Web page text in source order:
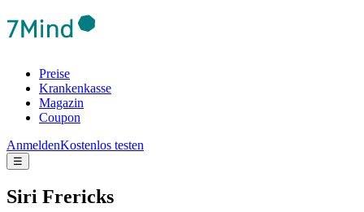
Preise
Krankenkasse
Magazin
Coupon
AnmeldenKostenlos testen
☰
Siri Frericks